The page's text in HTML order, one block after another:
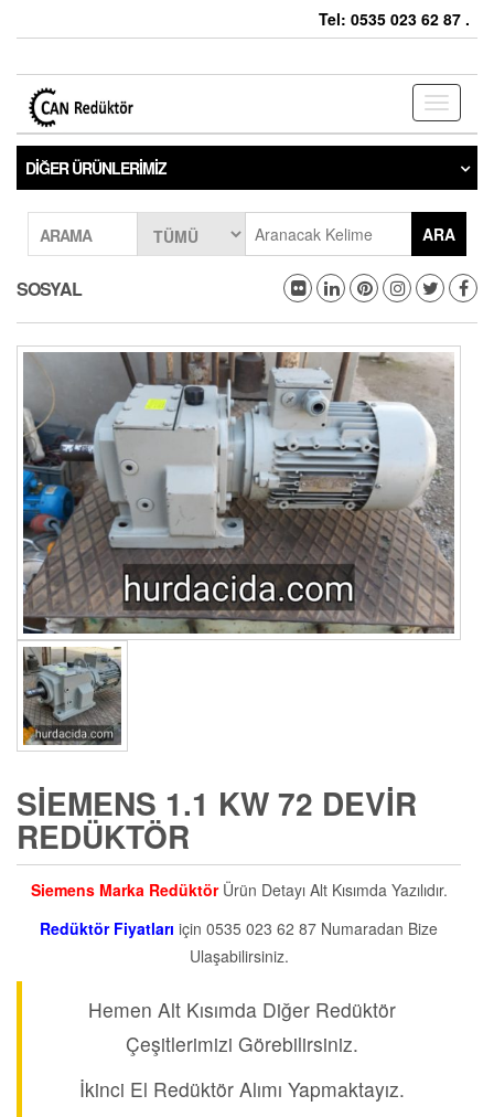
Tel: 0535 023 62 87 .
Toggle
DIĞER ÜRÜNLERIMIZ
ARAMA ARA
SOSYAL
SIEMENS 1.1 KW 72 DEVIR
REDÜKTÖR
Siemens Marka RedüktörÜrün Detayı Alt Kısımda Yazılıdır.
Redüktör Fiyatları için 0535 023 62 87 Numaradan Bize
Ulaşabilirsiniz.
Hemen Alt Kısımda Diğer Redüktör
Çeşitlerimizi Görebilirsiniz.
İkinci El Redüktör Alımı Yapmaktayız.